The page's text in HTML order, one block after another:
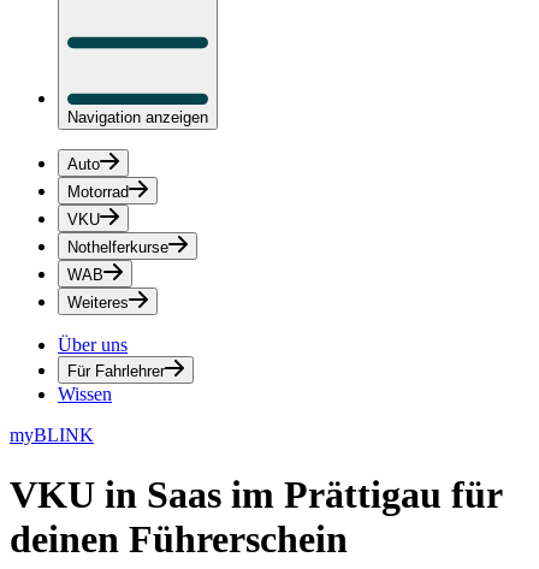
Navigation anzeigen
Auto
Motorrad
VKU
Nothelferkurse
WAB
Weiteres
Über uns
Für Fahrlehrer
Wissen
myBLINK
VKU in Saas im Prättigau für
deinen Führerschein